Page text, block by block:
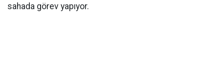
sahada görev yapıyor.